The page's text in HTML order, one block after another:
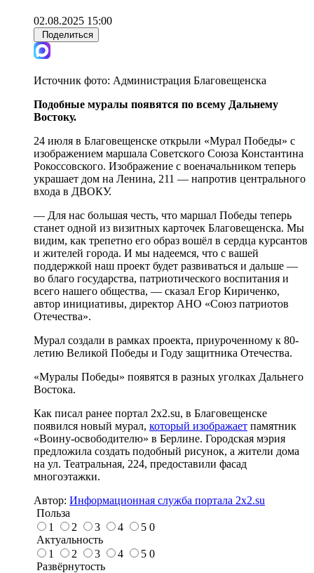
02.08.2025 15:00
Поделиться
Источник фото: Администрация Благовещенска
Подобные муралы появятся по всему Дальнему
Востоку.
24 июля в Благовещенске открыли «Мурал Победы» с
изображением маршала Советского Союза Константина
Рокоссовского. Изображение с военачальником теперь
украшает дом на Ленина, 211 — напротив центрального
входа в ДВОКУ.
— Для нас большая честь, что маршал Победы теперь
станет одной из визитных карточек Благовещенска. Мы
видим, как трепетно его образ вошёл в сердца курсантов
и жителей города. И мы надеемся, что с вашей
поддержкой наш проект будет развиваться и дальше —
во благо государства, патриотического воспитания и
всего нашего общества, — сказал Егор Кириченко,
автор инициативы, директор АНО «Союз патриотов
Отечества».
Мурал создали в рамках проекта, приуроченному к 80-
летию Великой Победы и Году защитника Отечества.
«Муралы Победы» появятся в разных уголках Дальнего
Востока.
Как писал ранее портал 2х2.su, в Благовещенске
появился новый мурал, который изображает памятник
«Воину-освободителю» в Берлине. Городская мэрия
предложила создать подобный рисунок, а жители дома
на ул. Театральная, 224, предоставили фасад
многоэтажки.
Автор: Информационная служба портала 2x2.su
Польза
1
2 3 4 5 0
Актуальность
1
2 3 4 5 0
Развёрнутость